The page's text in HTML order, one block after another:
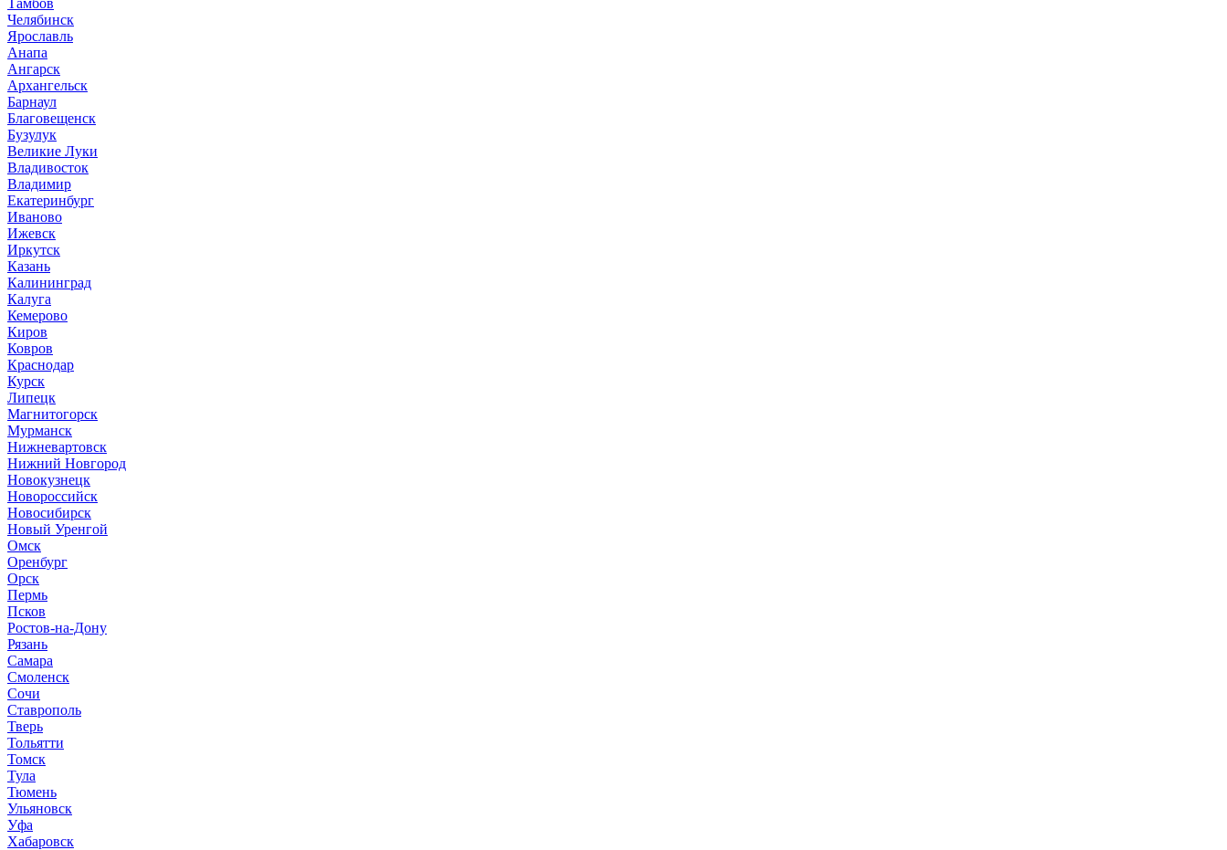
Тамбов
Челябинск
Ярославль
Анапа
Ангарск
Архангельск
Барнаул
Благовещенск
Бузулук
Великие Луки
Владивосток
Владимир
Екатеринбург
Иваново
Ижевск
Иркутск
Казань
Калининград
Калуга
Кемерово
Киров
Ковров
Краснодар
Курск
Липецк
Магнитогорск
Мурманск
Нижневартовск
Нижний Новгород
Новокузнецк
Новороссийск
Новосибирск
Новый Уренгой
Омск
Оренбург
Орск
Пермь
Псков
Ростов-на-Дону
Рязань
Самара
Смоленск
Сочи
Ставрополь
Тверь
Тольятти
Томск
Тула
Тюмень
Ульяновск
Уфа
Хабаровск